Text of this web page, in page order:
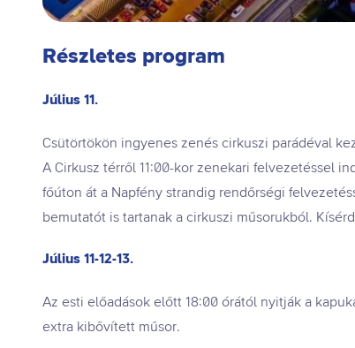
Részletes program
Július 11.
Csütörtökön ingyenes zenés cirkuszi parádéval
A Cirkusz térről 11:00-kor zenekari felvezetéssel
főúton át a Napfény strandig rendőrségi
bemutatót is tartanak a cirkuszi műsorukból.
Július 11-12-13.
Az esti előadások előtt 18:00 órától nyitják a
extra kibővített műsor.